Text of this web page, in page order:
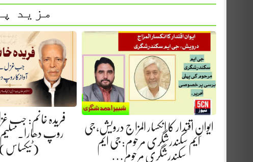
مزید
ایوانِ اقتدار کا انکسار المزاج درویش، جی
ایم سکندرشگری مرحوم: جی ایم
سکندرشگری مرحوم…
فریدہ خانم: جب
روپ دھارا.
(ٹیکساس)